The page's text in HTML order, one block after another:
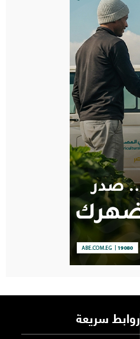
روابط سريعة